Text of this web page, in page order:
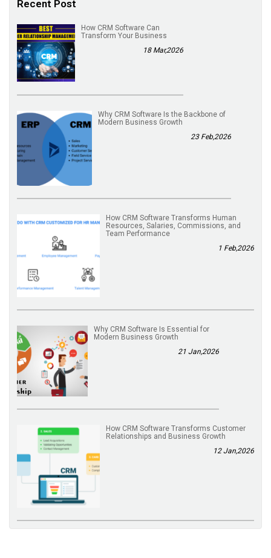
Recent Post
How CRM Software Can
Transform Your Business
18 Mar,2026
Why CRM Software Is the Backbone of
Modern Business Growth
23 Feb,2026
How CRM Software Transforms Human
Resources, Salaries, Commissions, and
Team Performance
1 Feb,2026
Why CRM Software Is Essential for
Modern Business Growth
21 Jan,2026
How CRM Software Transforms Customer
Relationships and Business Growth
12 Jan,2026